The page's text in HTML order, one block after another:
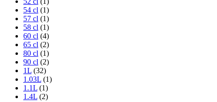
54 cl (1)
57 cl (1)
58 cl (1)
60 cl (4)
65 cl (2)
80 cl (1)
90 cl (2)
1L (32)
1.03L (1)
1.1L (1)
1.4L (2)